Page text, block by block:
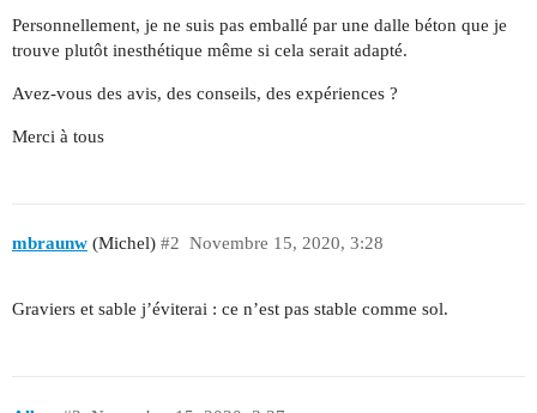
Personnellement, je ne suis pas emballé par une dalle béton que je
trouve plutôt inesthétique même si cela serait adapté.
Avez-vous des avis, des conseils, des expériences ?
Merci à tous
mbraunw (Michel) Novembre 15, 2020, 3:28
#2
Graviers et sable j’éviterai : ce n’est pas stable comme sol.